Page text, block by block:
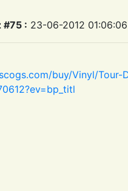
#75 : 23-06-2012
buy/Vinyl/Tour-